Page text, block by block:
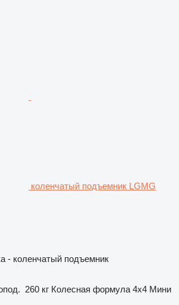
коленчатый подъемник LGMG
- коленчатый подъемник
260 кг Колесная формула 4x4 Мини